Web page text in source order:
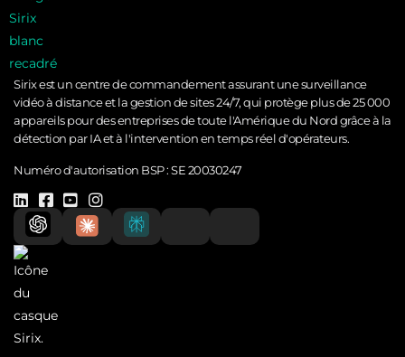
Sirix est un centre de commandement assurant une surveillance
vidéo à distance et la gestion de sites 24/7, qui protège plus de 25 000
appareils pour des entreprises de toute l'Amérique du Nord grâce à la
détection par IA et à l'intervention en temps réel d'opérateurs.
Numéro d'autorisation BSP :SE 20030247